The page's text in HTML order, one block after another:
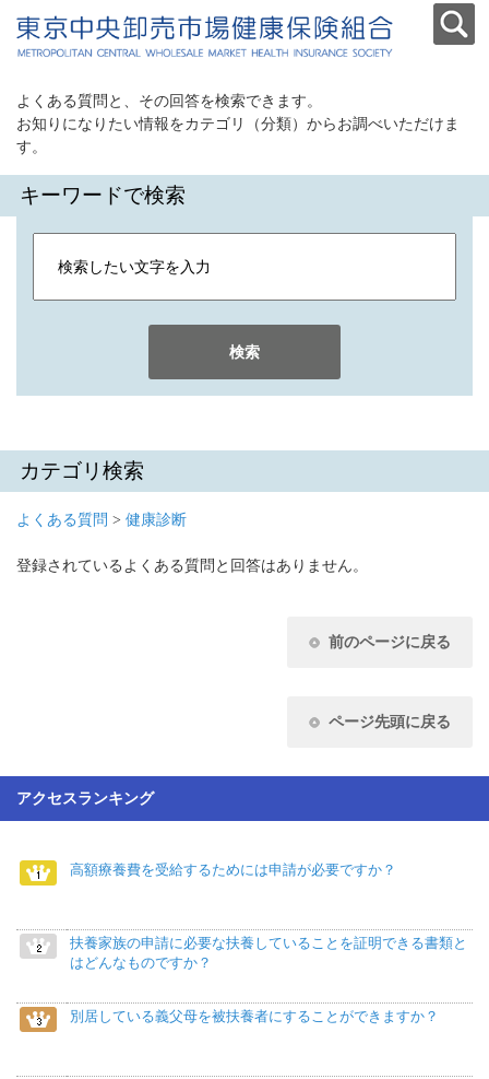
よくある質問と、その回答を検索できます。
お知りになりたい情報をカテゴリ（分類）からお調べいただけま
す。
キーワードで検索
検索
カテゴリ検索
よくある質問 > 健康診断
登録されているよくある質問と回答はありません。
前のページに戻る
ページ先頭に戻る
アクセスランキング
高額療養費を受給するためには申請が必要ですか？
扶養家族の申請に必要な扶養していることを証明できる書類と
はどんなものですか？
別居している義父母を被扶養者にすることができますか？